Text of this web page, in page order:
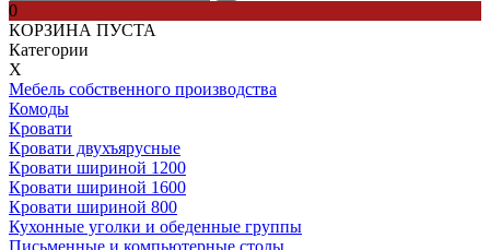
0
КОРЗИНА ПУСТА
Категории
Х
Мебель собственного производства
Комоды
Кровати
Кровати двухъярусные
Кровати шириной 1200
Кровати шириной 1600
Кровати шириной 800
Кухонные уголки и обеденные группы
Письменные и компьютерные столы